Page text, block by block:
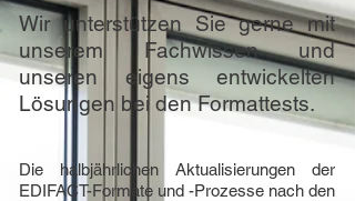
Wir unterstützen Sie gerne mit
unserem Fachwissen und
unseren eigens entwickelten
Lösungen bei den Formattests.
Die halbjährlichen Aktualisierungen der
EDIFACT-Formate und -Prozesse nach den